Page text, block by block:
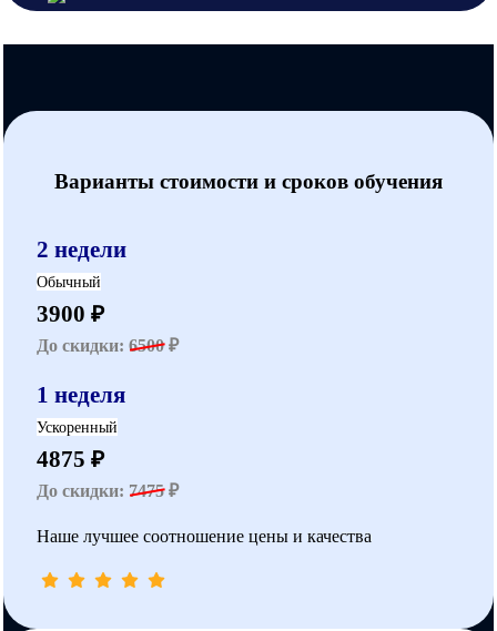
Варианты стоимости и сроков обучения
2 недели
Обычный
3900 ₽
До скидки: 6500₽
1 неделя
Ускоренный
4875 ₽
До скидки: 7475₽
Наше лучшее соотношение цены и качества